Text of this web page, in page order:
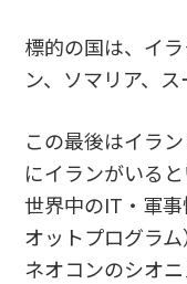
標的の国は、イ
ン、ソマリア、
この最後はイラ
にイランがいる
世界中のIT・軍
オットプログラ
ネオコンのシオ